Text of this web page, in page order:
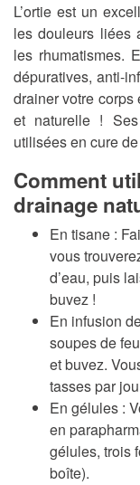
L’ortie est un
les douleurs liées
les rhumatismes.
dépuratives, anti-
drainer votre
et naturelle !
utilisées en cure
Comment
drainage
En tisane :
vous
d’eau, puis
buvez !
En infusion
soupes de
et buvez.
tasses par
En gélules :
en
gélules, trois
boîte).